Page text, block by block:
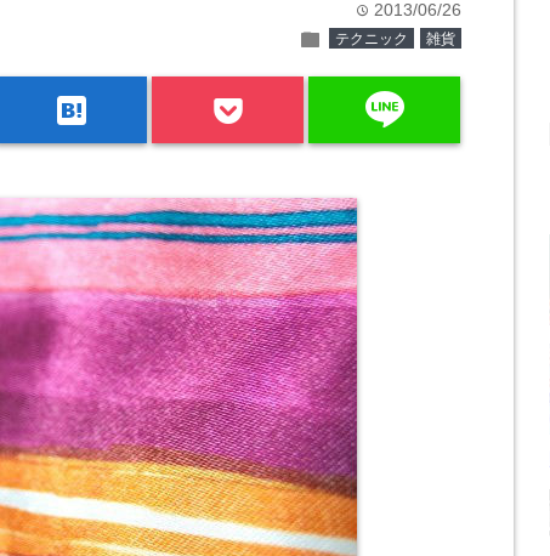
time 2013/06/26
folder テクニック 雑貨
hatenabookmark line